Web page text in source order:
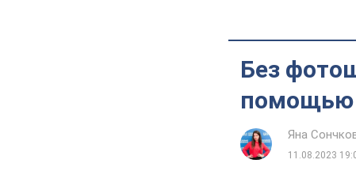
Без
Яна
11.08.2023